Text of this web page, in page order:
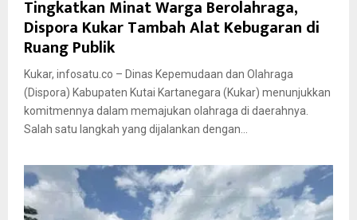
Tingkatkan Minat Warga Berolahraga,
Dispora Kukar Tambah Alat Kebugaran di
Ruang Publik
Kukar, infosatu.co – Dinas Kepemudaan dan Olahraga
(Dispora) Kabupaten Kutai Kartanegara (Kukar) menunjukkan
komitmennya dalam memajukan olahraga di daerahnya.
Salah satu langkah yang dijalankan dengan...